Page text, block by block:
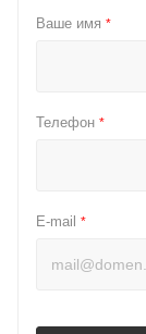
Ваше имя *
Телефон *
E-mail *